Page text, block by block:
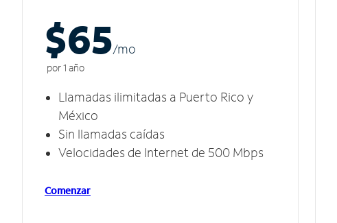
$65/mo
por 1 año
Llamadas ilimitadas a Puerto Rico y
México
Sin llamadas caídas
Velocidades de Internet de 500 Mbps
Comenzar